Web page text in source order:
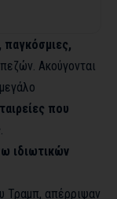
παγκόσμιες,
Ακούγονται
που
.
ιδιωτικών
Τραμπ, απέρριψαν